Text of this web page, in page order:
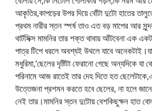
আকৃতির,কাপড়ের উপর দিয়ে বোঁটা দুটো হাতের
প্রথম নারীর স্তন স্পর্ষ তাও এত বড় মাপের আর
থার্টসিক্স মামনির তার শক্ত থাবায় আঁটবেনা এক
পাত্র টিপে ধরলে অবশ্যই উথলে যাবে
মধুরিমা,’ছেলের দৃষ্টিটা ফেরানো গেছে অন্যদিকে যা
পরিনামে আজ রাতেই তার দেহ দিতে হত
উত্তেজনা প্রশমন করতে হবে ছেলের, না হলে
নেই তার।মামনির স্তন দুটোয় বেশকিছুক্ষন হাত